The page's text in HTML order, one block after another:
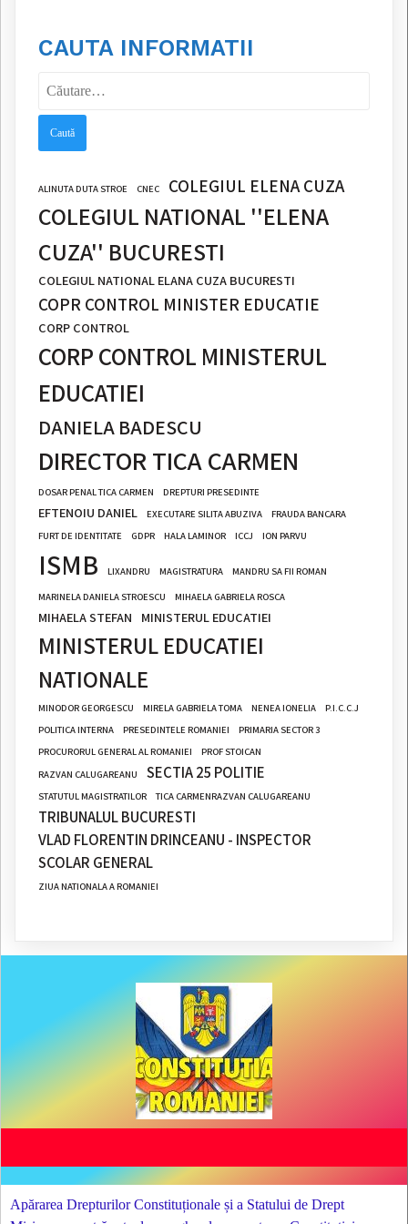
CAUTA INFORMATII
ALINUTA DUTA STROE CNEC COLEGIUL ELENA CUZA
COLEGIUL NATIONAL ''ELENA
CUZA'' BUCURESTI
COLEGIUL NATIONAL ELANA CUZA BUCURESTI
COPR CONTROL MINISTER EDUCATIE
CORP CONTROL
CORP CONTROL MINISTERUL
EDUCATIEI
DANIELA BADESCU
DIRECTOR TICA CARMEN
DOSAR PENAL TICA CARMEN DREPTURI PRESEDINTE
EFTENOIU DANIEL EXECUTARE SILITA ABUZIVA
FRAUDA BANCARA
FURT DE IDENTITATE
GDPR HALA LAMINOR ICCJ ION PARVU
ISMB LIXANDRU MAGISTRATURA
MANDRU SA FII ROMAN
MARINELA DANIELA STROESCU
MIHAELA GABRIELA ROSCA
MIHAELA STEFAN MINISTERUL EDUCATIEI
MINISTERUL EDUCATIEI
NATIONALE
MINODOR GEORGESCU MIRELA GABRIELA TOMA NENEA IONELIA
P.I.C.C.J
POLITICA INTERNA
PRESEDINTELE ROMANIEI
PRIMARIA SECTOR 3
PROCURORUL GENERAL AL ROMANIEI
PROF STOICAN
RAZVAN CALUGAREANU
SECTIA 25 POLITIE
STATUTUL MAGISTRATILOR TICA CARMENRAZVAN CALUGAREANU
TRIBUNALUL BUCURESTI
VLAD FLORENTIN DRINCEANU - INSPECTOR
SCOLAR GENERAL
ZIUA NATIONALA A ROMANIEI
Apărarea Drepturilor Constituționale și a Statului de Drept